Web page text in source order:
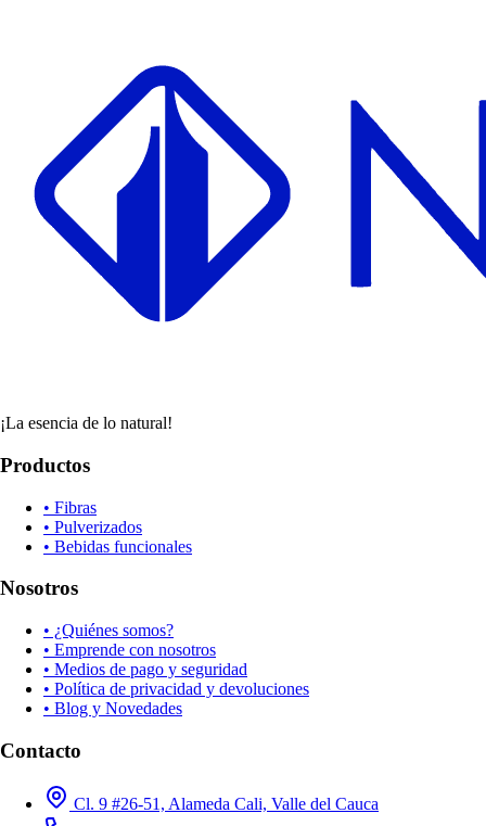
¡La esencia de lo natural!
Productos
• Fibras
• Pulverizados
• Bebidas funcionales
Nosotros
• ¿Quiénes somos?
• Emprende con nosotros
• Medios de pago y seguridad
• Política de privacidad y devoluciones
• Blog y Novedades
Contacto
Cl. 9 #26-51, Alameda Cali, Valle del Cauca